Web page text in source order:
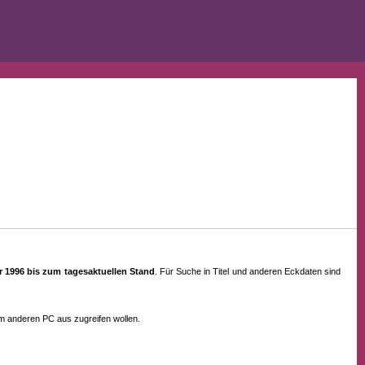
bis zum tagesaktuellen Stand . Für Suche in Titel und anderen Eckdaten sind
anderen PC aus zugreifen wollen.